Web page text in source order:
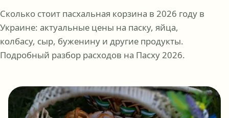
Сколько стоит пасхальная корзина в 2026 году в
Украине: актуальные цены на паску, яйца,
колбасу, сыр, буженину и другие продукты.
Подробный разбор расходов на Пасху 2026.